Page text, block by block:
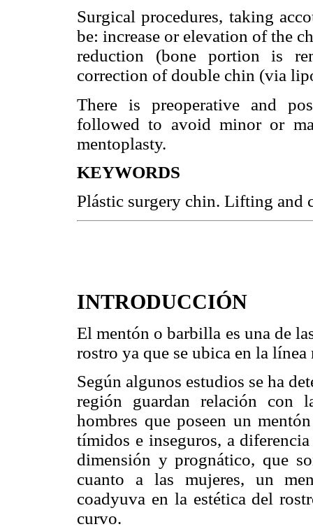
Surgical procedures, taking
be: increase or elevation of the
reduction (bone portion is
correction of double chin (via
There is preoperative and
followed to avoid minor or
mentoplasty.
KEYWORDS
Plástic surgery chin. Lifting and
INTRODUCCIÓN
El mentón o barbilla es una de
rostro ya que se ubica en la
Según algunos estudios se ha
región guardan relación con
hombres que poseen un
tímidos e inseguros, a
dimensión y prognático, que
cuanto a las mujeres, un
coadyuva en la estética del
curvo.